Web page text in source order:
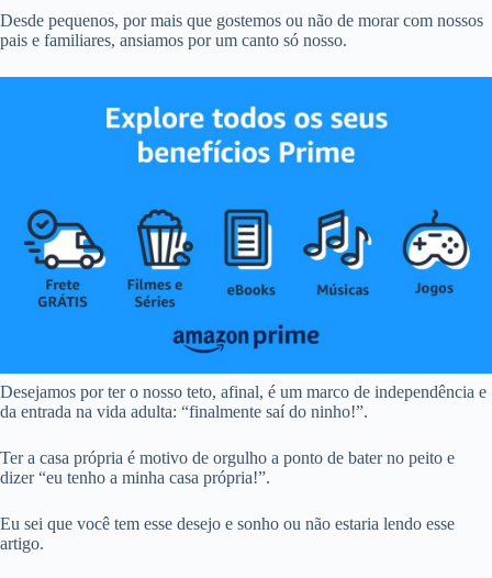
Desde pequenos, por mais que gostemos ou não de morar com nossos
pais e familiares, ansiamos por um canto só nosso.
Desejamos por ter o nosso teto, afinal, é um marco de independência e
da entrada na vida adulta: “finalmente saí do ninho!”.
Ter a casa própria é motivo de orgulho a ponto de bater no peito e
dizer “eu tenho a minha casa própria!”.
Eu sei que você tem esse desejo e sonho ou não estaria lendo esse
artigo.